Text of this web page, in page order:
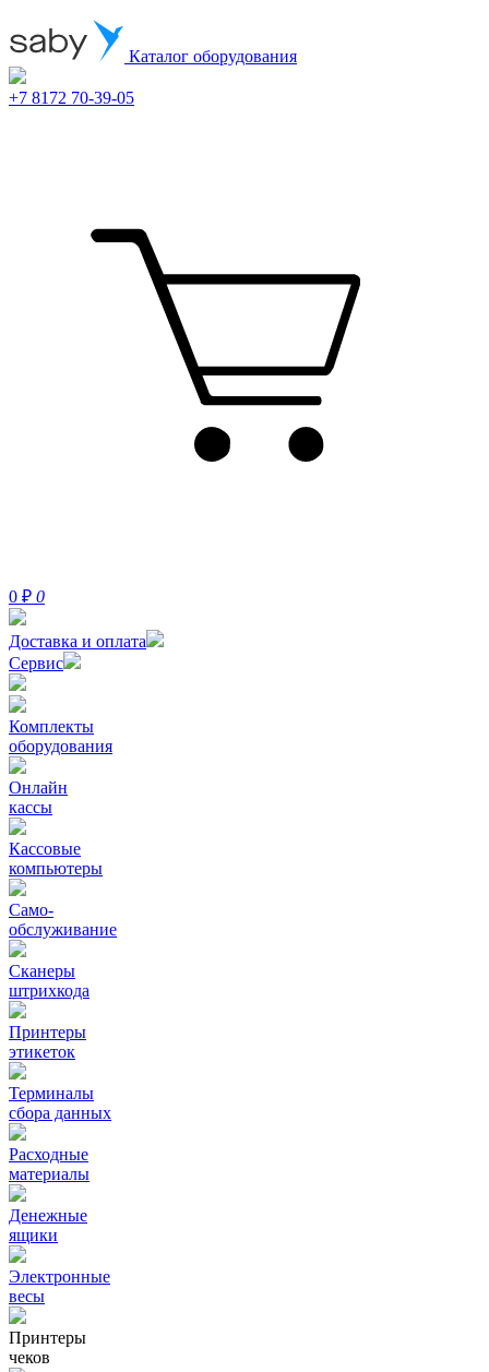
Каталог оборудования
+7 8172 70-39-05
0 ₽ 0
Доставка и оплата
Сервис
Комплекты
оборудования
Онлайн
кассы
Кассовые
компьютеры
Само-
обслуживание
Сканеры
штрихкода
Принтеры
этикеток
Терминалы
сбора данных
Расходные
материалы
Денежные
ящики
Электронные
весы
Принтеры
чеков